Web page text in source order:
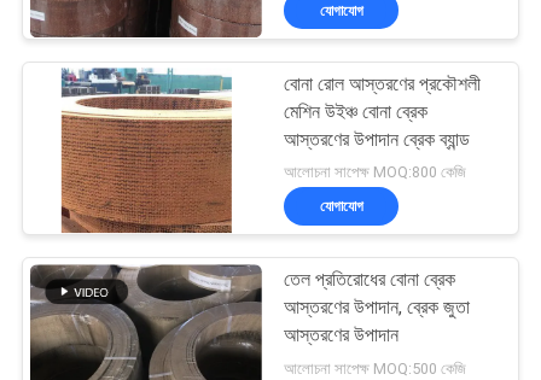
উদ্ধৃতির
জন্য
আবেদন
ম্যাপ
PRIVACY
POLICY
যোগাযোগ
বোনা রোল আস্তরণের প্রকৌশলী
মেশিন উইঞ্চ বোনা ব্রেক
আস্তরণের উপাদান ব্রেক ব্যান্ড
আলোচনা সাপেক্ষ MOQ:800 কেজি
যোগাযোগ
তেল প্রতিরোধের বোনা ব্রেক
আস্তরণের উপাদান, ব্রেক জুতা
আস্তরণের উপাদান
আলোচনা সাপেক্ষ MOQ:500 কেজি